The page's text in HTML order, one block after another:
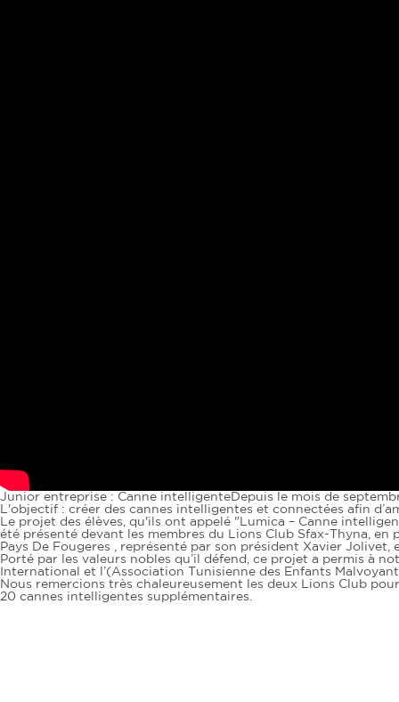
Junior entreprise : Canne intelligenteDepuis le mois de
L'objectif : créer des cannes intelligentes et connectées afin
Le projet des élèves, qu'ils ont appelé "Lumica – Canne
été présenté devant les membres du Lions Club Sfax-Thyna, en
Pays De Fougeres , représenté par son président Xavier Jolivet,
Porté par les valeurs nobles qu’il défend, ce projet a permis à
International et l’(Association Tunisienne des Enfants
Nous remercions très chaleureusement les deux Lions Club
20 cannes intelligentes supplémentaires.